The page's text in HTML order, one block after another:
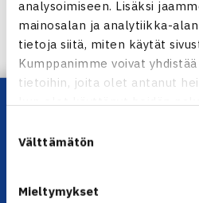
analysoimiseen. Lisäksi
mainosalan ja analytiikka-
tietoja siitä, miten käytät
Kumppanimme voivat
tietoihin, joita olet antanut
valinta
Välttämätön
Mieltymykset
Emma
Kuva:
Jaa:
Lataa OmaTennis!